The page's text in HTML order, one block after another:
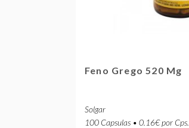
Feno Grego 520 Mg
Solgar
100 Capsulas • 0.16€ por Cps.